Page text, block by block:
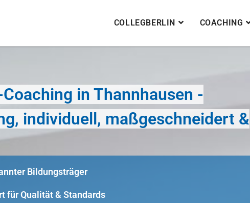
COLLEGBERLIN COACHING
in Thannhausen -
individuell, maßgeschneidert &
Bildungsträger
für Qualität & Standards